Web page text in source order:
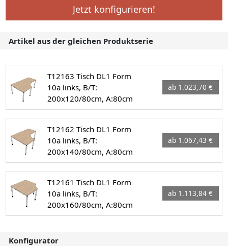
Jetzt konfigurieren!
Artikel aus der gleichen Produktserie
T12163 Tisch DL1 Form
10a links, B/T:
200x120/80cm, A:80cm
ab 1.023,70 €
T12162 Tisch DL1 Form
10a links, B/T:
200x140/80cm, A:80cm
ab 1.067,43 €
T12161 Tisch DL1 Form
10a links, B/T:
200x160/80cm, A:80cm
ab 1.113,84 €
Konfigurator